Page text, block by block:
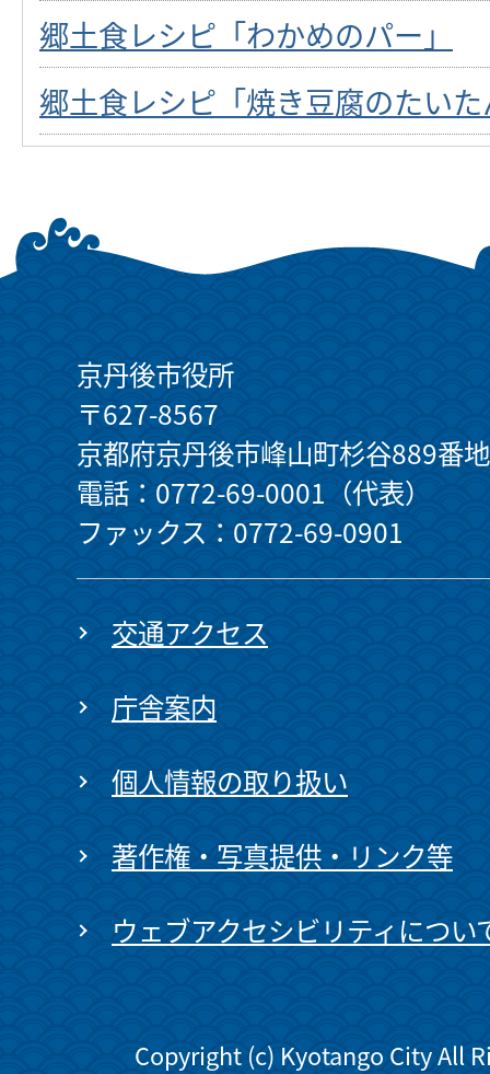
郷土食レシピ「わかめのパー」
郷土食レシピ「焼き豆腐のたい
京丹後市役所
〒627-8567
京都府京丹後市峰山町杉谷889番地
電話：0772-69-0001（代表）
ファックス：0772-69-0901
交通アクセス
庁舎案内
個人情報の取り扱い
著作権・写真提供・リンク等
ウェブアクセシビリティについ
Copyright (c) Kyotango City All